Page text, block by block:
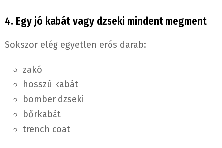
4. Egy jó kabát vagy dzseki mindent megment
Sokszor elég egyetlen erős darab:
zakó
hosszú kabát
bomber dzseki
bőrkabát
trench coat